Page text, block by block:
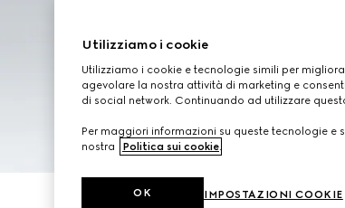
Utilizziamo i cookie
Utilizziamo i cookie e tecnologie simili per
agevolare la nostra attività di marketing e
di social network. Continuando ad utilizzare
Per maggiori informazioni su queste tecnologie e
nostra
Politica sui cookie.
IMPOSTAZIONI COOKIE
OK